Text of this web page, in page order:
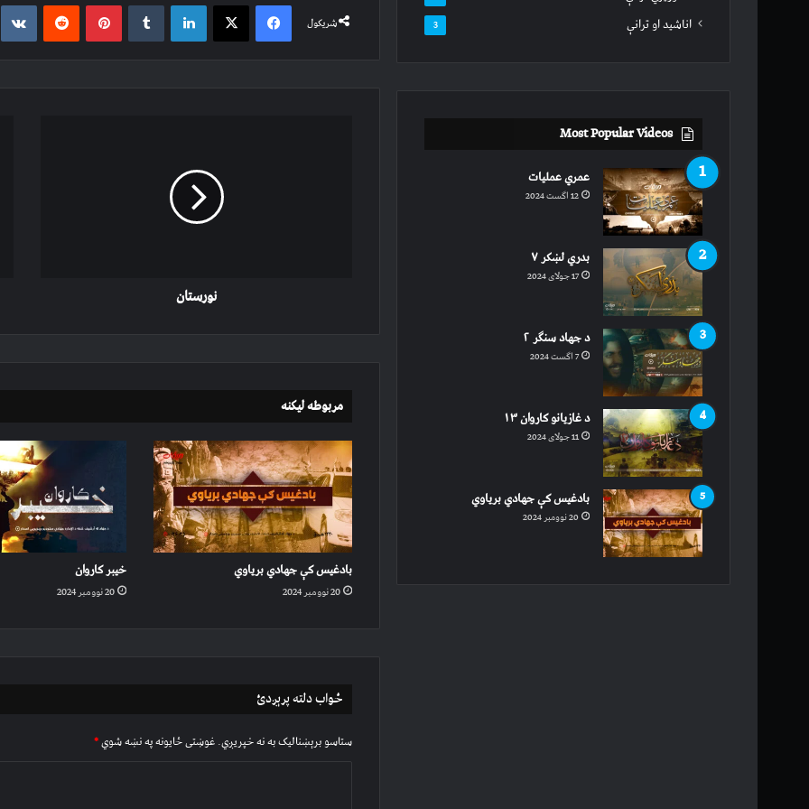
شریکول
نورستان
مربوطه لیکنه
بادغیس کې جهادي بریاوي
20 نوومبر 2024
خیبر کاروان
20 نوومبر 2024
ځواب دلته پرېږدئ
ستاسو برېښناليک به نه خپريږي.غوښتى ځایونه په نښه شوي*
اناشید او ترانې 3
Most Popular Videos
عمري عملیات
12 اگست 2024
بدري لښکر ۷
17 جولای 2024
د جهاد سنګر ۲
7 اگست 2024
د غازیانو کاروان ۱۳
11 جولای 2024
بادغیس کې جهادي بریاوي
20 نوومبر 2024